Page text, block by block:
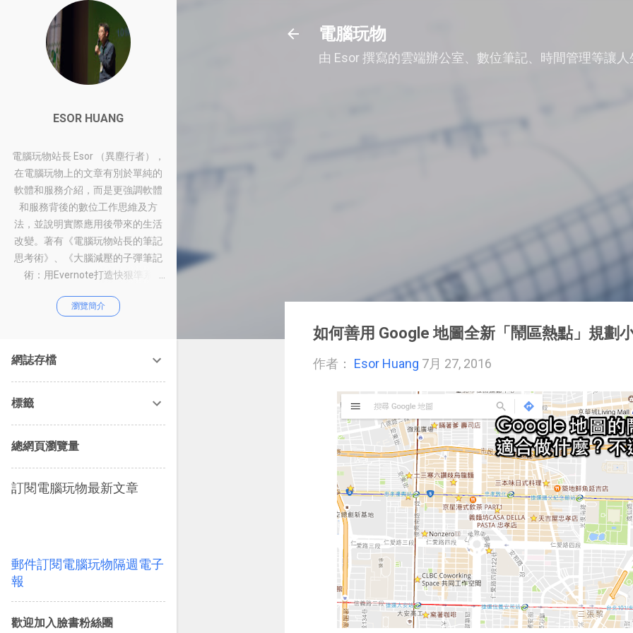
電腦玩物
由 Esor 撰寫的雲端辦公室、數位筆記、時間管理等讓
如何善用 Google 地圖全新「鬧區熱點」規劃
作者： Esor Huang 7月 27, 2016
ESOR HUANG
電腦玩物站長 Esor （異塵行者），
在電腦玩物上的文章有別於單純的
軟體和服務介紹，而是更強調軟體
和服務背後的數位工作思維及方
法，並說明實際應用後帶來的生活
改變。著有《電腦玩物站長的筆記
思考術》、《大腦減壓的子彈筆記
術：用Evernote打造快狠準系
作術：從職場到人生的100個聰明
瀏覽簡介
網誌存檔
標籤
總網頁瀏覽量
訂閱電腦玩物最新文章
郵件訂閱電腦玩物隔週電子
報
歡迎加入臉書粉絲團